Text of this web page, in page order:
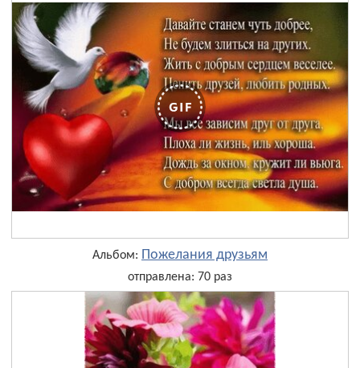
Альбом: Пожелания друзьям
отправлена: 70 раз